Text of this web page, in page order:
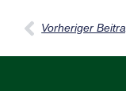
Vorheriger